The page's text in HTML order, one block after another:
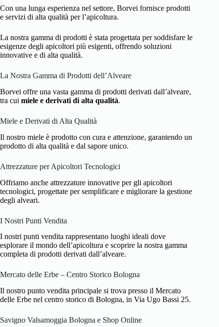
Con una lunga esperienza nel settore, Borvei fornisce prodotti
e servizi di alta qualità per l’apicoltura.
La nostra gamma di prodotti è stata progettata per soddisfare le
esigenze degli apicoltori più esigenti, offrendo soluzioni
innovative e di alta qualità.
La Nostra Gamma di Prodotti dell’Alveare
Borvei offre una vasta gamma di prodotti derivati dall’alveare,
tra cui miele e derivati di alta qualità.
Miele e Derivati di Alta Qualità
Il nostro miele è prodotto con cura e attenzione, garantendo un
prodotto di alta qualità e dal sapore unico.
Attrezzature per Apicoltori Tecnologici
Offriamo anche attrezzature innovative per gli apicoltori
tecnologici, progettate per semplificare e migliorare la gestione
degli alveari.
I Nostri Punti Vendita
I nostri punti vendita rappresentano luoghi ideali dove
esplorare il mondo dell’apicoltura e scoprire la nostra gamma
completa di prodotti derivati dall’alveare.
Mercato delle Erbe – Centro Storico Bologna
Il nostro punto vendita principale si trova presso il Mercato
delle Erbe nel centro storico di Bologna, in Via Ugo Bassi 25.
Savigno Valsamoggia Bologna e Shop Online